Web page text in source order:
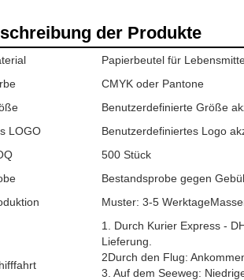
der Produkte
Papierbeutel für
CMYK oder Pantone
Benutzerdefinierte Größe
LOGO
Benutzerdefiniertes Logo
500 Stück
Bestandsprobe gegen
Muster: 3-5
1. Durch Kurier Express -
Lieferung.
2Durch den Flug:
3. Auf dem Seeweg: